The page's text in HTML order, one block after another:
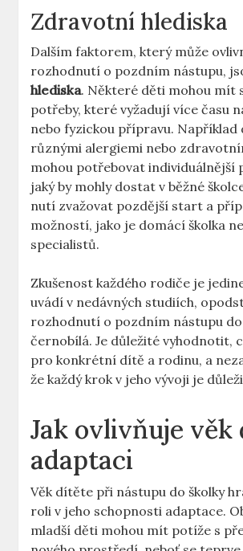
Zdravotní hlediska
Dalším faktorem, který může
rozhodnutí o pozdním nástupu,
hlediska. Některé děti mohou mít
potřeby, které vyžadují více času
nebo fyzickou přípravu. Například
různými alergiemi nebo
mohou potřebovat individuálnější
jaký by mohly dostat v běžné
nutí zvažovat pozdější start a
možností, jako je domácí školka
specialistů.
Zkušenost každého rodiče je
uvádí v nedávných studiích,
rozhodnutí o pozdním nástupu do
černobílá. Je důležité vyhodnotit,
pro konkrétní dítě a rodinu, a
že každý krok v jeho vývoji je
Jak ovlivňuje věk
adaptaci
Věk dítěte při nástupu do školky
roli v jeho schopnosti adaptace.
mladší děti mohou mít potíže s